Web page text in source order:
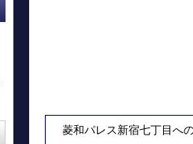
菱和パレス新宿七丁目へ